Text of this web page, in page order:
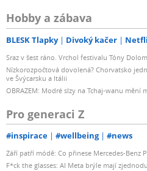
Hobby a zábava
BLESK Tlapky Divoký kačer
Sraz v šest ráno. Vrchol festivalu Tóny
Nízkorozpočtová dovolená? Chorvatsko
ve Švýcarsku a Itálii
OBRAZEM: Modré slzy na Tchaj-wanu mění
Pro generaci Z
#inspirace #wellbeing #news
Září patří módě: Co přinese Mercedes-Benz
F*ck the glasses: AI Meta brýle mají